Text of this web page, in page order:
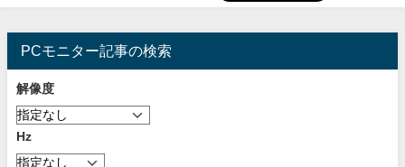
PCモニター記事の検索
解像度
Hz